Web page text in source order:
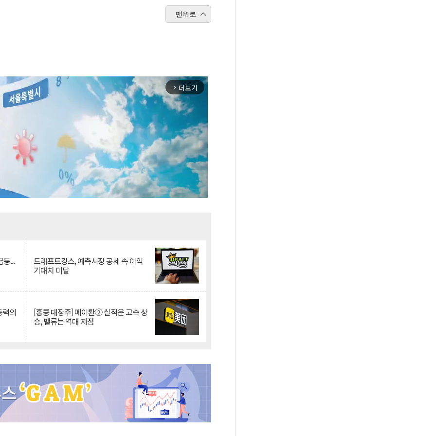
맨위로
arrow_forward_ios 더보기
등... 드래프트킹스, 예측시장 공세 속 이익
기대치 미달
의 [홍콩 대장주] 메이퇀② 실적은 고속 상
승, 밸류는 역대 저점